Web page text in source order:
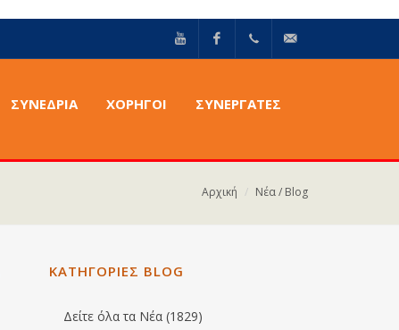
ΣΥΝΈΔΡΙΑ ΧΟΡΗΓΟΙ ΣΥΝΕΡΓΑΤΕΣ
Αρχική Νέα / Blog
ΚΑΤΗΓΟΡΙΕΣ BLOG
Δείτε όλα τα Νέα (1829)